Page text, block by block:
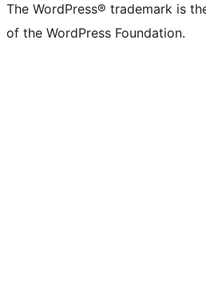
The WordPress® trademark is
of the WordPress Foundation.